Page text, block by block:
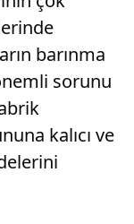
barınma
sorunu
kalıcı ve